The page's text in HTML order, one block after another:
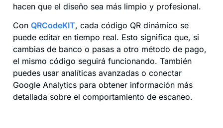
hacen que el diseño sea más limpio y profesional.
Con QRCodeKIT, cada código QR dinámico se
puede editar en tiempo real. Esto significa que, si
cambias de banco o pasas a otro método de pago,
el mismo código seguirá funcionando. También
puedes usar analíticas avanzadas o conectar
Google Analytics para obtener información más
detallada sobre el comportamiento de escaneo.